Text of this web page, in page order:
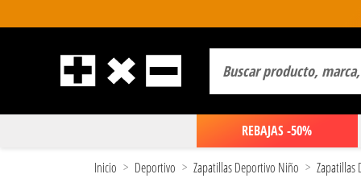
REBAJAS -50%
Inicio Deportivo Zapatillas Deportivo Niño Zapatillas